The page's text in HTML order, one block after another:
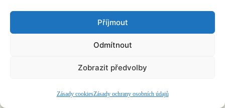
Příjmout
Odmítnout
Zobrazit předvolby
Zásady cookiesZásady ochrany osobních údajů